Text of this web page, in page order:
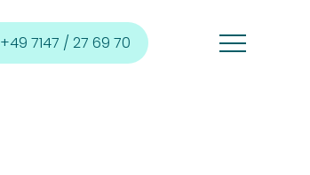
+49 7147 / 27 69 70